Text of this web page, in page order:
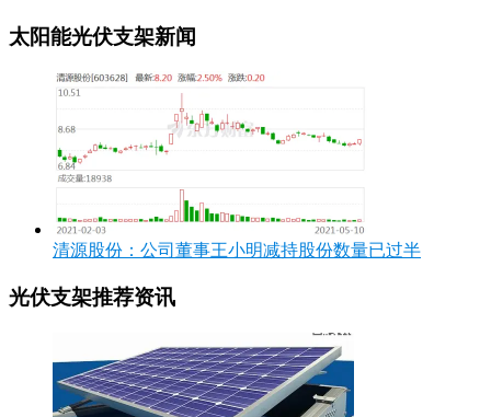
太阳能光伏支架新闻
清源股份：公司董事王小明减持股份数量已过半
光伏支架推荐资讯